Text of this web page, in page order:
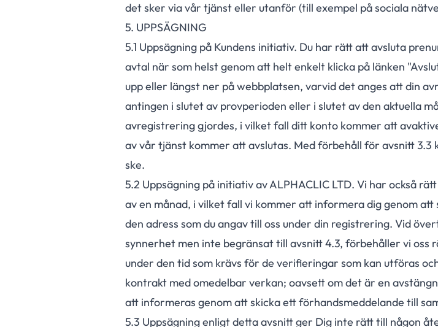
det sker via vår tjänst eller utanför (till exempel på sociala
5. UPPSÄGNING
5.1 Uppsägning på Kundens initiativ. Du har rätt att avsluta
avtal när som helst genom att helt enkelt klicka på länken
upp eller längst ner på webbplatsen, varvid det anges att din
antingen i slutet av provperioden eller i slutet av den aktuella
avregistrering gjordes, i vilket fall ditt konto kommer att
av vår tjänst kommer att avslutas. Med förbehåll för avsnitt
ske.
5.2 Uppsägning på initiativ av ALPHACLIC LTD. Vi har också
av en månad, i vilket fall vi kommer att informera dig genom
den adress som du angav till oss under din registrering. Vid
synnerhet men inte begränsat till avsnitt 4.3, förbehåller vi oss
under den tid som krävs för de verifieringar som kan utföras
kontrakt med omedelbar verkan; oavsett om det är en
att informeras genom att skicka ett förhandsmeddelande till
5.3 Uppsägning enligt detta avsnitt ger Dig inte rätt till någon